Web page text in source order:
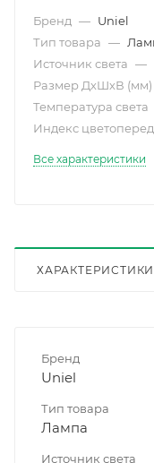
Бренд — Uniel
Тип товара —
Источник света —
Размер ДхШхВ (мм)
Температура света
Индекс
Все характеристики
ХАРАКТЕРИСТИКИ
Бренд
Uniel
Тип товара
Лампа
Источник света